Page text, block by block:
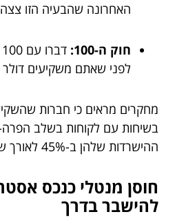
האחרונה שהבעיה הזו
חוק ה-100:
לפני שאתם משקיעים דולר
בשיחות עם לקוחות בשלב הפרה-
ההישרדות שלהן ב-45% לאורך שלוש שנים.
חוסן מנטלי כנכס
להישבר בדרך